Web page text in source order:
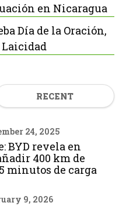
en Nicaragua
Día de la Oración,
Laicidad
RECENT
24, 2025
BYD revela en
400 km de
minutos de carga
9, 2026